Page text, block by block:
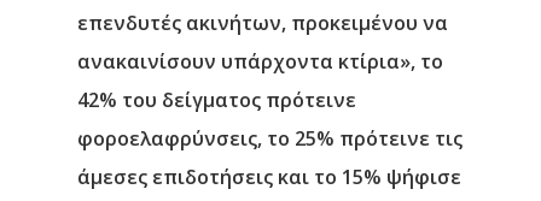
επενδυτές ακινήτων, προκειμένου να
ανακαινίσουν υπάρχοντα κτίρια», το
42% του δείγματος πρότεινε
φοροελαφρύνσεις, το 25% πρότεινε τις
άμεσες επιδοτήσεις και το 15% ψήφισε